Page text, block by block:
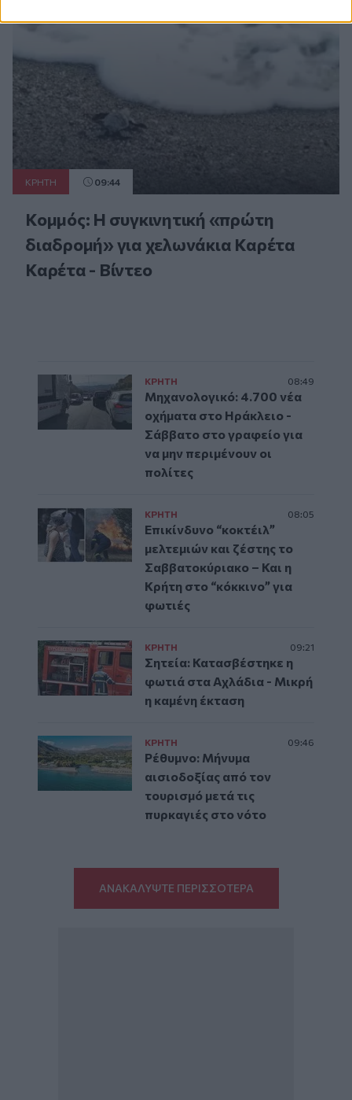
ΚΡΗΤΗ 09:44
Κομμός: Η συγκινητική «πρώτη
διαδρομή» για χελωνάκια Καρέτα
Καρέτα - Βίντεο
ΚΡΗΤΗ 08:49
Μηχανολογικό: 4.700 νέα
οχήματα στο Ηράκλειο -
Σάββατο στο γραφείο για
να μην περιμένουν οι
πολίτες
ΚΡΗΤΗ 08:05
Επικίνδυνο “κοκτέιλ”
μελτεμιών και ζέστης το
Σαββατοκύριακο – Και η
Κρήτη στο “κόκκινο” για
φωτιές
ΚΡΗΤΗ 09:21
Σητεία: Κατασβέστηκε η
φωτιά στα Αχλάδια - Μικρή
η καμένη έκταση
ΚΡΗΤΗ 09:46
Ρέθυμνο: Μήνυμα
αισιοδοξίας από τον
τουρισμό μετά τις
πυρκαγιές στο νότο
ΑΝΑΚΑΛΥΨΤΕ ΠΕΡΙΣΣΟΤΕΡΑ